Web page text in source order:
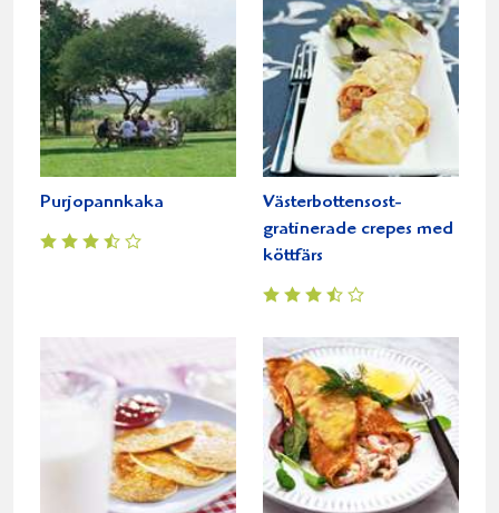
Purjopannkaka
Västerbottensost-
gratinerade crepes med
köttfärs